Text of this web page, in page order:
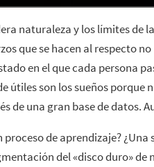
naturaleza y los límites de
que se hacen al respecto
en el que cada persona
útiles son los sueños
de una gran base de datos.
proceso de aprendizaje?
del «disco duro» de